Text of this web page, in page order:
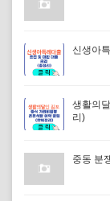
신생아
생활의
리)
중동 분